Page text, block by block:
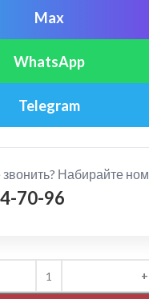
Max
WhatsApp
Telegram
Набирайте
70-96
увеличить
Фиброцементный
сайдинг